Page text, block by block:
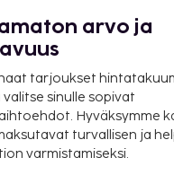
arvo ja
tarjoukset
valitse sinulle sopivat
Hyväksymme
turvallisen ja
varmistamiseksi.